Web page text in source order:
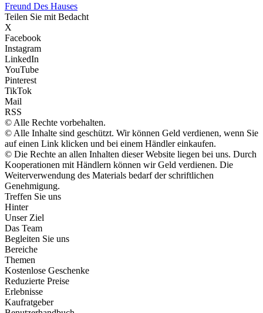
Freund Des Hauses
Teilen Sie mit Bedacht
X
Facebook
Instagram
LinkedIn
YouTube
Pinterest
TikTok
Mail
RSS
© Alle Rechte vorbehalten.
© Alle Inhalte sind geschützt. Wir können Geld verdienen, wenn Sie
auf einen Link klicken und bei einem Händler einkaufen.
© Die Rechte an allen Inhalten dieser Website liegen bei uns. Durch
Kooperationen mit Händlern können wir Geld verdienen. Die
Weiterverwendung des Materials bedarf der schriftlichen
Genehmigung.
Treffen Sie uns
Hinter
Unser Ziel
Das Team
Begleiten Sie uns
Bereiche
Themen
Kostenlose Geschenke
Reduzierte Preise
Erlebnisse
Kaufratgeber